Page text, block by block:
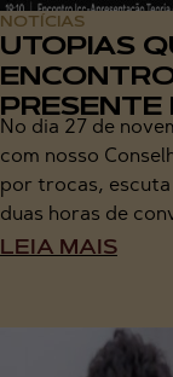
NOTÍCIAS
UTOPIAS
PRESENTE
No dia 27 de
com nosso
por trocas,
duas horas de
LEIA MAIS